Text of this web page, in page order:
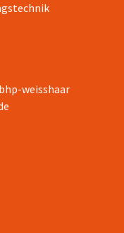
weisshaar